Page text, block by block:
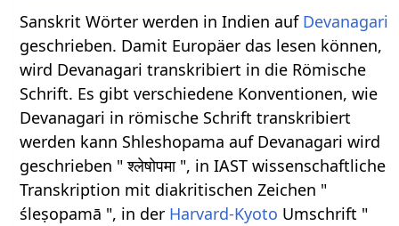
Sanskrit Wörter werden in Indien auf Devanagari
geschrieben. Damit Europäer das lesen können,
wird Devanagari transkribiert in die Römische
Schrift. Es gibt verschiedene Konventionen, wie
Devanagari in römische Schrift transkribiert
werden kann Shleshopama auf Devanagari wird
geschrieben " श्लेषोपमा ", in IAST wissenschaftliche
Transkription mit diakritischen Zeichen "
śleṣopamā ", in der Harvard-Kyoto Umschrift "